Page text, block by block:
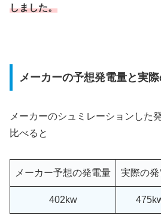
しました。
メーカーの予想発電量と実
メーカーのシュミレーションした
比べると
メーカー予想の発電量 実際の
402kw